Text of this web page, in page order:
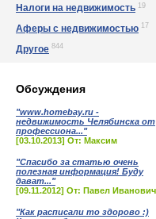
Налоги на недвижимость 19
Аферы с недвижимостью 17
Другое 844
Обсуждения
"www.homebay.ru -
недвижимость Челябинска от
профессиона..."
[03.10.2013] От: Максим
"Спасибо за статью очень
полезная информация! Буду
дават..."
[09.11.2012] От: Павел Иванович
"Как расписали то здорово :)